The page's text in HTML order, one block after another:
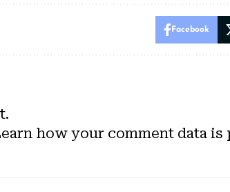
Facebook
how your comment data is